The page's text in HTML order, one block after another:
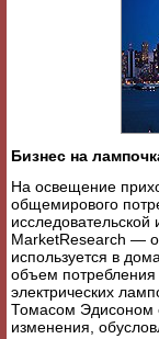
Бизнес на
На освещение
общемирового
MarketResearch —
используется в
объем
электрических
Томасом Эдисоном
изменения,